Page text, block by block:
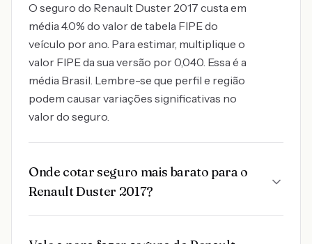
O seguro do Renault Duster 2017 custa em
média 4.0% do valor de tabela FIPE do
veículo por ano. Para estimar, multiplique o
valor FIPE da sua versão por 0,040. Essa é a
média Brasil. Lembre-se que perfil e região
podem causar variações significativas no
valor do seguro.
Onde cotar seguro mais barato para o
Renault Duster 2017?